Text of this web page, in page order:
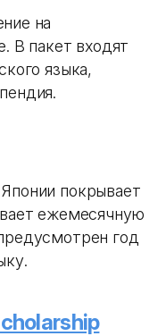
на
В пакет входят
языка,
покрывает
ежемесячную
год